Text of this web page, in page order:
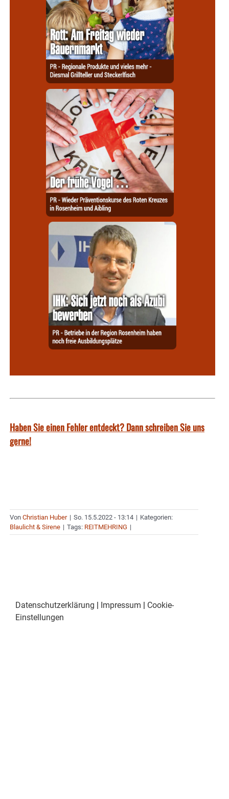
Haben Sie einen Fehler entdeckt? Dann schreiben Sie uns
gerne!
Von Christian Huber | So. 15.5.2022 - 13:14 | Kategorien:
Blaulicht & Sirene | Tags: REITMEHRING |
Datenschutzerklärung Impressum
Cookie-
Einstellungen